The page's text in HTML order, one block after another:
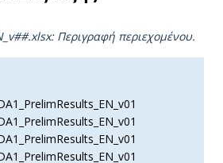
Περιγραφή περιεχομένου.